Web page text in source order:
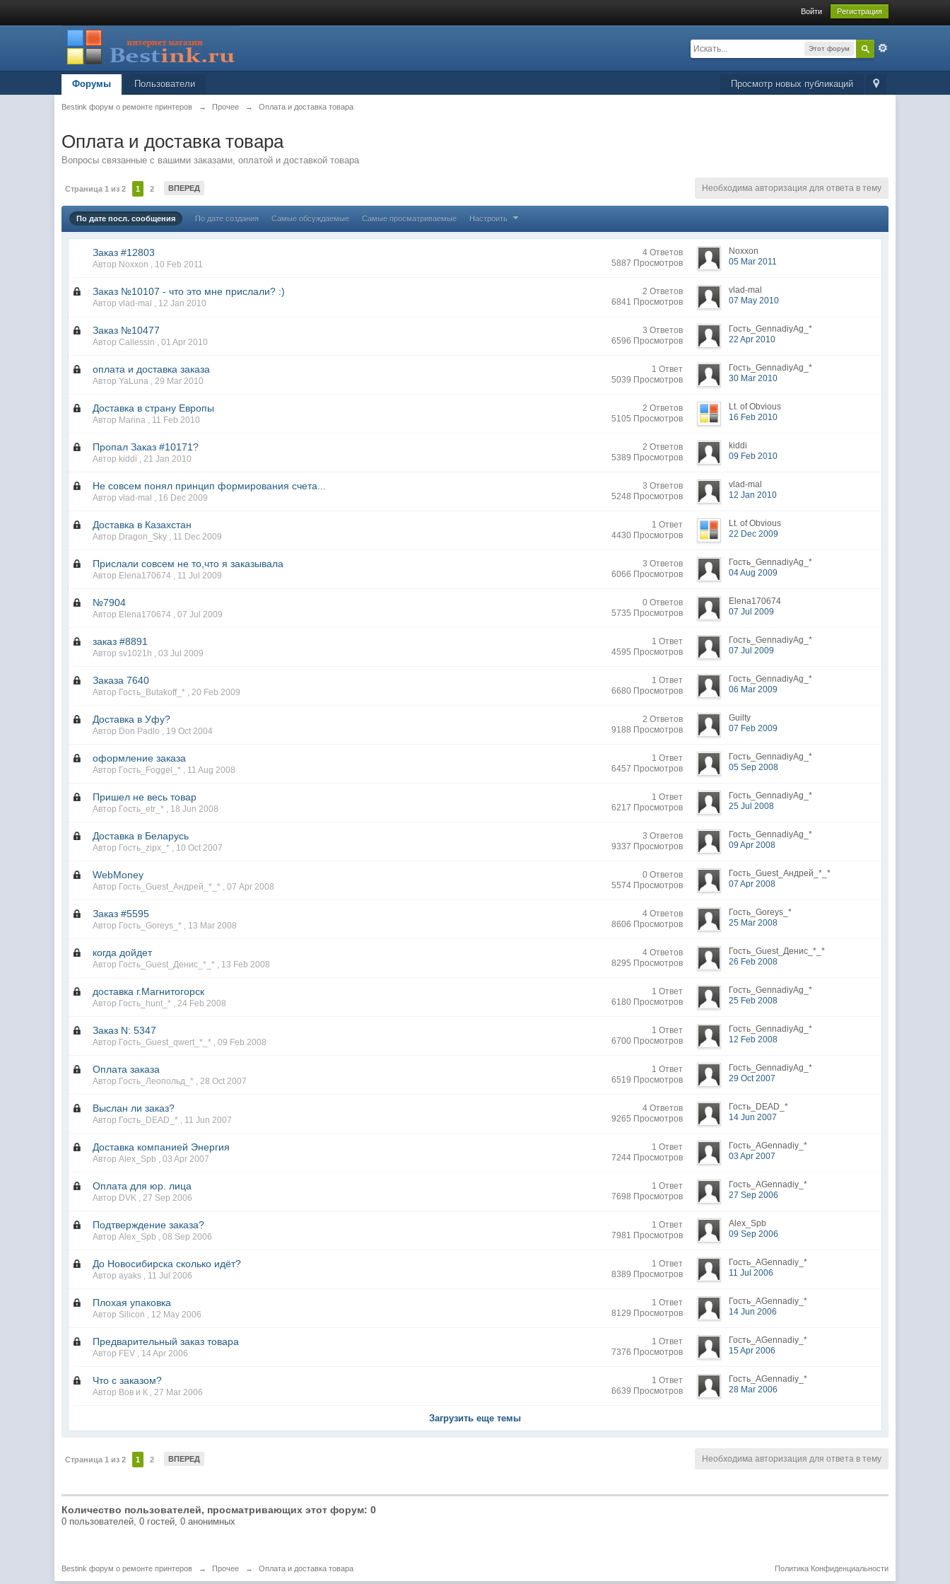
Войти Регистрация
Этот форум
Просмотр новых публикаций
Форумы Пользователи
Bestink форум о ремонте принтеров → Прочее → Оплата и доставка товара
Оплата и доставка товара
Вопросы связанные с вашими заказами, оплатой и доставкой товара
Страница 1 из 2 1 2 ВПЕРЕД Необходима авторизация для ответа в тему
По дате посл. сообщения По дате создания Самые обсуждаемые Самые просматриваемые Настроить
Заказ #12803
Автор Noxxon , 10 Feb 2011
4 Ответов
5887 Просмотров
Noxxon
05 Mar 2011
Заказ №10107 - что это мне прислали? :)
Автор vlad-mal , 12 Jan 2010
2 Ответов
6841 Просмотров
vlad-mal
07 May 2010
Заказ №10477
Автор Callessin ,01 Apr 2010
3 Ответов
6596 Просмотров
Гость_GennadiyAg_*
22 Apr 2010
оплата и доставка заказа
Автор YaLuna ,29 Mar 2010
1 Ответ
5039 Просмотров
Гость_GennadiyAg_*
30 Mar 2010
Доставка в страну Европы
Автор Marina , 11 Feb 2010
2 Ответов
5105 Просмотров
Lt. of Obvious
16 Feb 2010
Пропал Заказ #10171?
Автор kiddi ,21 Jan 2010
2 Ответов
5389 Просмотров
kiddi
09 Feb 2010
Не совсем понял принцип формирования счета...
Автор vlad-mal , 16 Dec 2009
3 Ответов
5248 Просмотров
vlad-mal
12 Jan 2010
Доставка в Казахстан
Автор Dragon_Sky , 11 Dec 2009
1 Ответ
4430 Просмотров
Lt. of Obvious
22 Dec 2009
Прислали совсем не то,что я заказывала
Автор Elena170674 , 11 Jul 2009
3 Ответов
6066 Просмотров
Гость_GennadiyAg_*
04 Aug 2009
№7904
Автор Elena170674 ,07 Jul 2009
0 Ответов
5735 Просмотров
Elena170674
07 Jul 2009
заказ #8891
Автор sv1021h ,03 Jul 2009
1 Ответ
4595 Просмотров
Гость_GennadiyAg_*
07 Jul 2009
Заказа 7640
Автор Гость_Butakoff_* ,20 Feb 2009
1 Ответ
6680 Просмотров
Гость_GennadiyAg_*
06 Mar 2009
Доставка в Уфу?
Автор Don Padlo , 19 Oct 2004
2 Ответов
9188 Просмотров
Guilty
07 Feb 2009
оформление заказа
Автор Гость_Foggel_* , 11 Aug 2008
1 Ответ
6457 Просмотров
Гость_GennadiyAg_*
05 Sep 2008
Пришел не весь товар
Автор Гость_etr_* , 18 Jun 2008
1 Ответ
6217 Просмотров
Гость_GennadiyAg_*
25 Jul 2008
Доставка в Беларусь
Автор Гость_zipx_* , 10 Oct 2007
3 Ответов
9337 Просмотров
Гость_GennadiyAg_*
09 Apr 2008
WebMoney
Автор Гость_Guest_Андрей_*_* ,07 Apr 2008
0 Ответов
5574 Просмотров
Гость_Guest_Андрей_*_*
07 Apr 2008
Заказ #5595
Автор Гость_Goreys_* , 13 Mar 2008
4 Ответов
8606 Просмотров
Гость_Goreys_*
25 Mar 2008
когда дойдет
Автор Гость_Guest_Денис_*_* , 13 Feb 2008
4 Ответов
8295 Просмотров
Гость_Guest_Денис_*_*
26 Feb 2008
доставка г.Магнитогорск
Автор Гость_hunt_* ,24 Feb 2008
1 Ответ
6180 Просмотров
Гость_GennadiyAg_*
25 Feb 2008
Заказ N: 5347
Автор Гость_Guest_qwert_*_* ,09 Feb 2008
1 Ответ
6700 Просмотров
Гость_GennadiyAg_*
12 Feb 2008
Оплата заказа
Автор Гость_Леопольд_* ,28 Oct 2007
1 Ответ
6519 Просмотров
Гость_GennadiyAg_*
29 Oct 2007
Выслан ли заказ?
Автор Гость_DEAD_* , 11 Jun 2007
4 Ответов
9265 Просмотров
Гость_DEAD_*
14 Jun 2007
Доставка компанией Энергия
Автор Alex_Spb ,03 Apr 2007
1 Ответ
7244 Просмотров
Гость_AGennadiy_*
03 Apr 2007
Оплата для юр. лица
Автор DVK ,27 Sep 2006
1 Ответ
7698 Просмотров
Гость_AGennadiy_*
27 Sep 2006
Подтверждение заказа?
Автор Alex_Spb ,08 Sep 2006
1 Ответ
7981 Просмотров
Alex_Spb
09 Sep 2006
До Новосибирска сколько идёт?
Автор ayaks , 11 Jul 2006
1 Ответ
8389 Просмотров
Гость_AGennadiy_*
11 Jul 2006
Плохая упаковка
Автор Silicon , 12 May 2006
1 Ответ
8129 Просмотров
Гость_AGennadiy_*
14 Jun 2006
Предварительный заказ товара
Автор FEV , 14 Apr 2006
1 Ответ
7376 Просмотров
Гость_AGennadiy_*
15 Apr 2006
Что с заказом?
Автор Вов и К ,27 Mar 2006
1 Ответ
6639 Просмотров
Гость_AGennadiy_*
28 Mar 2006
Загрузить еще темы
Страница 1 из 2 1 2 ВПЕРЕД Необходима авторизация для ответа в тему
Количество пользователей, просматривающих этот форум: 0
0 пользователей, 0 гостей, 0 анонимных
Bestink форум о ремонте принтеров → Прочее → Оплата и доставка товара Политика Конфиденциальности